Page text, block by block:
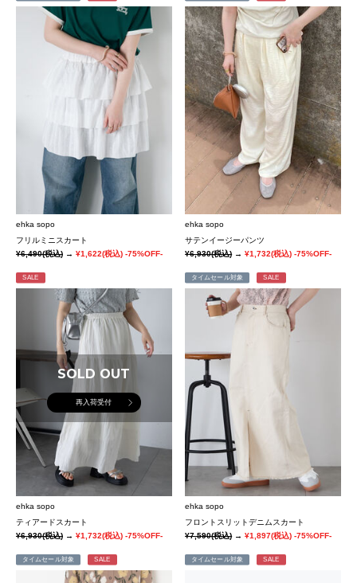
ehka sopo
フリルミニスカート
¥6,490(税込) → ¥1,622(税込) -75%OFF-
ehka sopo
サテンイージーパンツ
¥6,930(税込)→¥1,732(税込) -75%OFF-
SALE
SOLD OUT
再入荷受付
ehka sopo
ティアードスカート
¥6,930(税込) → ¥1,732(税込) -75%OFF-
タイムセール対象 SALE
ehka sopo
フロントスリットデニムスカート
¥7,590(税込)→¥1,897(税込) -75%OFF-
タイムセール対象 SALE タイムセール対象 SALE